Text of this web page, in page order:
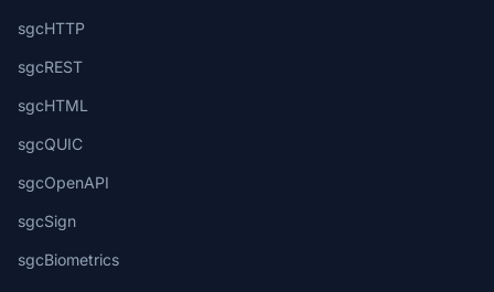
sgcHTTP
sgcREST
sgcHTML
sgcQUIC
sgcOpenAPI
sgcSign
sgcBiometrics